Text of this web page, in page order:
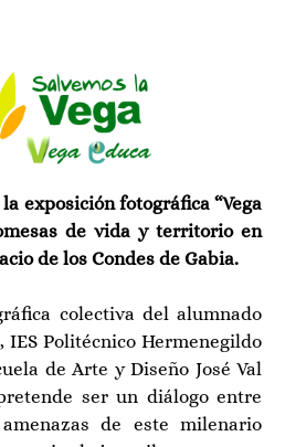
exposición fotográfica “Vega
de vida y territorio en
de los Condes de Gabia.
colectiva del alumnado
IES Politécnico Hermenegildo
de Arte y Diseño José Val
ser un diálogo entre
de este milenario